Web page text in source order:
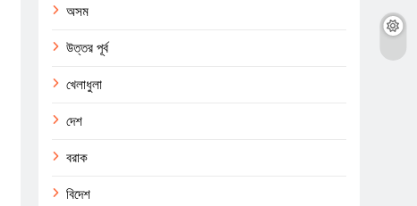
অসম
উত্তর পূর্ব
খেলাধুলা
দেশ
বরাক
বিদেশ